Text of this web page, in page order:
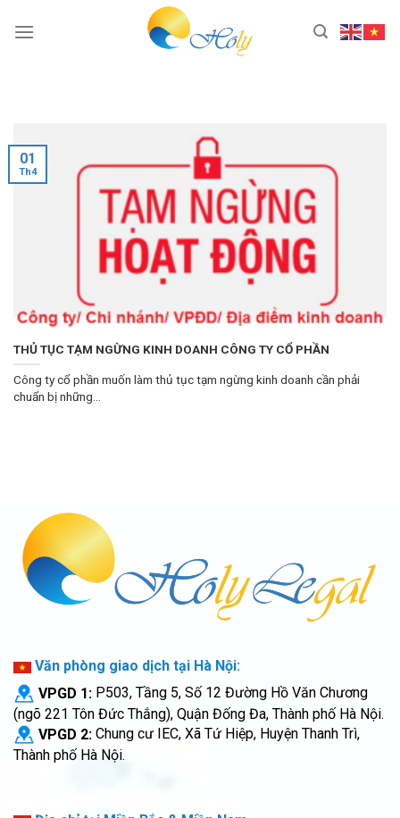
THỦ TỤC TẠM NGỪNG KINH DOANH CÔNG TY CỔ PHẦN
Công ty cổ phần muốn làm thủ tục tạm ngừng kinh doanh cần phải
chuẩn bị những...
01
Th4
Văn phòng giao dịch tại Hà Nội:
VPGD 1: P503, Tầng 5, Số 12 Đường Hồ Văn Chương
(ngõ 221 Tôn Đức Thắng), Quận Đống Đa, Thành phố Hà Nội.
VPGD 2: Chung cư IEC, Xã Tứ Hiệp, Huyện Thanh Trì,
Thành phố Hà Nội.